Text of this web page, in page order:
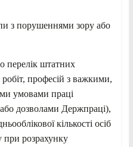
з порушеннями зору або
перелік штатних
професій з важкими,
умовами праці
дозволами Держпраці),
кількості осіб
при розрахунку